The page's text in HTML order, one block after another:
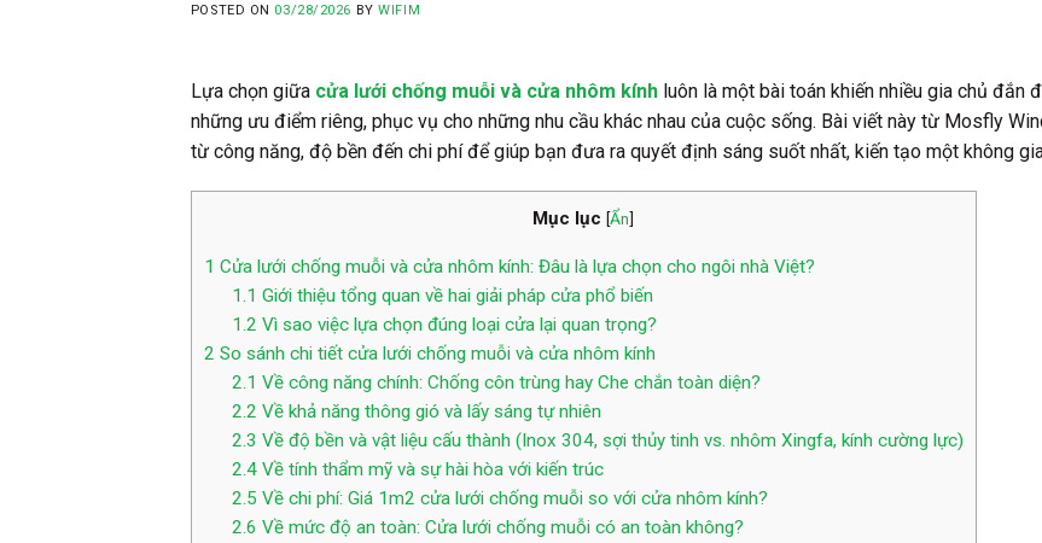
POSTED ON 03/28/2026 BYWIFIM
Lựa chọn giữa cửa lưới chống muỗi và cửa nhôm kínhluôn là một bài toán khiến nhiều gia chủ đắn
những ưu điểm riêng, phục vụ cho những nhu cầu khác nhau của cuộc sống. Bài viết này từ Mosfly
từ công năng, độ bền đến chi phí để giúp bạn đưa ra quyết định sáng suốt nhất, kiến tạo một không
Mục lục [Ẩn]
1 Cửa lưới chống muỗi và cửa nhôm kính: Đâu là lựa chọn cho ngôi nhà Việt?
1.1 Giới thiệu tổng quan về hai giải pháp cửa phổ biến
1.2 Vì sao việc lựa chọn đúng loại cửa lại quan trọng?
2 So sánh chi tiết cửa lưới chống muỗi và cửa nhôm kính
2.1 Về công năng chính: Chống côn trùng hay Che chắn toàn diện?
2.2 Về khả năng thông gió và lấy sáng tự nhiên
2.3 Về độ bền và vật liệu cấu thành (Inox 304, sợi thủy tinh vs. nhôm Xingfa, kính cường lực)
2.4Về tính thẩm mỹ và sự hài hòa với kiến trúc
2.5 Về chi phí: Giá 1m2 cửa lưới chống muỗi so với cửa nhôm kính?
2.6 Về mức độ an toàn: Cửa lưới chống muỗi có an toàn không?